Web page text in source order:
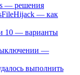
— решения
— как
10 — варианты
—
выполнить